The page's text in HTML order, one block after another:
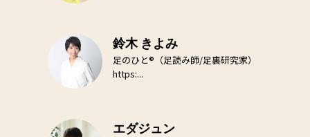
鈴木 きよみ
足のひと®（足読み師/足裏研究家）
https:...
エダジュン